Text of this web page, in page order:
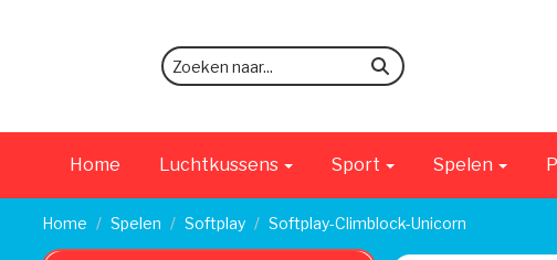
zoeken
Home Luchtkussens Sport Spelen
Home Spelen Softplay Softplay-Climblock-Unicorn